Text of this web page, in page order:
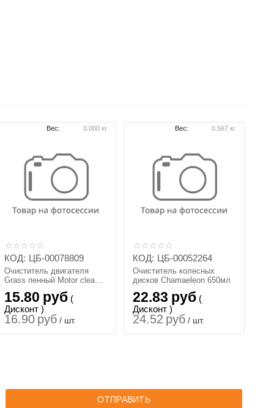
КОД: ЦБ-00078809
Очиститель двигателя
Grass пенный Motor cleaner
15.80 руб (
Дисконт )
16.90 руб / шт.
Вес: 0.000 кг
КОД: ЦБ-00052264
Очиститель колесных
дисков Chamaeleon 650мл
22.83 руб (
Дисконт )
24.52 руб / шт.
Вес: 0.567 кг
ОТПРАВИТЬ